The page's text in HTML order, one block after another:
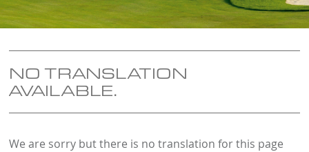
NO TRANSLATION
AVAILABLE.
We are sorry but there is no translation for this page